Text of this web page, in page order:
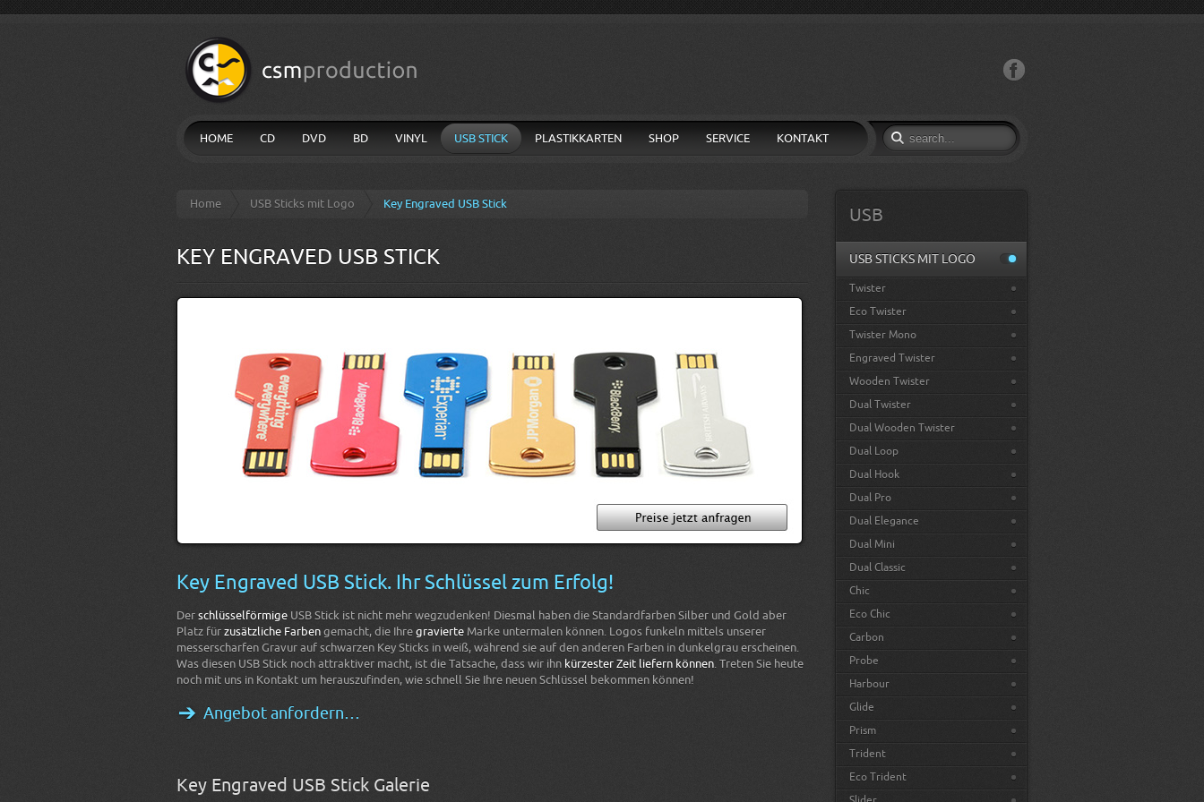
HOME CD DVD BD VINYL USB STICK PLASTIKKARTEN SHOP SERVICE KONTAKT
Home USB Sticks mit Logo Key Engraved USB Stick
KEY ENGRAVED USB STICK
Key Engraved USB Stick. Ihr Schlüssel zum Erfolg!
Der schlüsselförmige USB Stick ist nicht mehr wegzudenken! Diesmal haben die Standardfarben Silber und Gold aber
Platz für zusätzliche Farben gemacht, die Ihre gravierte Marke untermalen können. Logos funkeln mittels unserer
messerscharfen Gravur auf schwarzen Key Sticks in weiß, während sie auf den anderen Farben in dunkelgrau erscheinen.
Was diesen USB Stick noch attraktiver macht, ist die Tatsache, dass wir ihn kürzester Zeit liefern können . Treten Sie heute
noch mit uns in Kontakt um herauszufinden, wie schnell Sie Ihre neuen Schlüssel bekommen können!
Angebot anfordern…
Key Engraved USB Stick Galerie
USB
USB STICKS MIT LOGO
Twister
Eco Twister
Twister Mono
Engraved Twister
Wooden Twister
Dual Twister
Dual Wooden Twister
Dual Loop
Dual Hook
Dual Pro
Dual Elegance
Dual Mini
Dual Classic
Chic
Eco Chic
Carbon
Probe
Harbour
Glide
Prism
Trident
Eco Trident